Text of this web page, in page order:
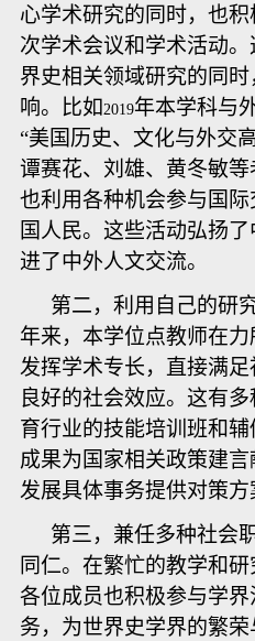
心学术研究的同时，也
次学术会议和学术活动
界史相关领域研究的同
响。比如2019年本学科与
“美国历史、文化与外交高
谭赛花、刘雄、黄冬敏等
也利用各种机会参与国
国人民。这些活动弘扬
进了中外人文交流。
第二，利用自己的研
年来，本学位点教师在
发挥学术专长，直接满
良好的社会效应。这有
育行业的技能培训班和
成果为国家相关政策建
发展具体事务提供对策方
第三，兼任多种社会
同仁。在繁忙的教学和
各位成员也积极参与学
务，为世界史学界的繁